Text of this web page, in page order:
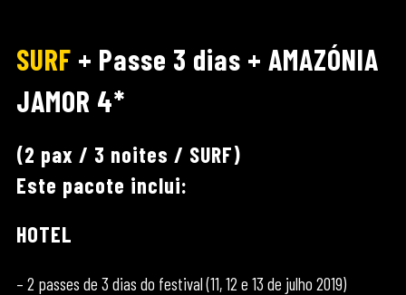
SURF + Passe 3 dias + AMAZÓNIA
JAMOR 4*
(2 pax / 3 noites / SURF)
Este pacote inclui:
HOTEL
– 2 passes de 3 dias do festival (11, 12 e 13 de julho 2019)